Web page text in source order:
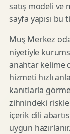
satış modeli
sayfa yapısı
Muş Merkez
niyetiyle
anahtar kelime
hizmeti hızlı
kanıtlarla
zihnindeki
içerik dili
uygun hazırlanır.